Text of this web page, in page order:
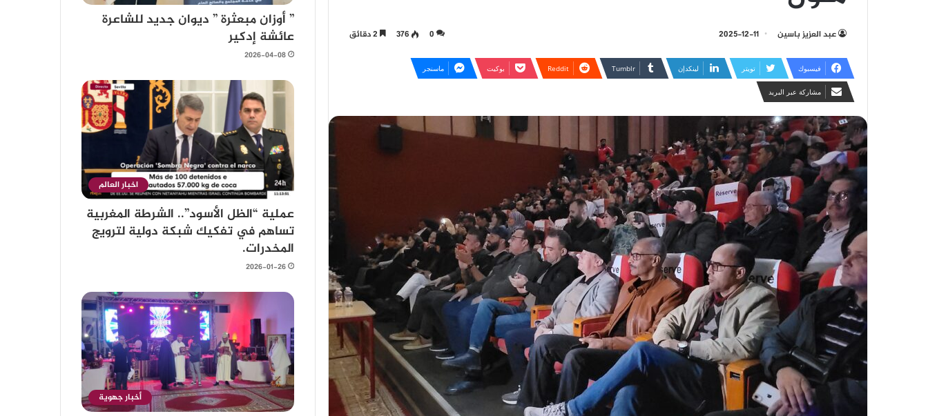
عبد العزيز باسين 2025-12-11
0
376
فيسبوك تويتر لينكدإن بوكيت ماسنجر
مشاركة عبر البريد
” أوزان مبعثرة ” ديوان جديد للشاعرة
عائشة إدكير
2026-04-08
اخبار العالم
عملية “الظل الأسود”.. الشرطة المغربية
تساهم في تفكيك شبكة دولية لترويج
المخدرات.
2026-01-26
أخبار جهوية